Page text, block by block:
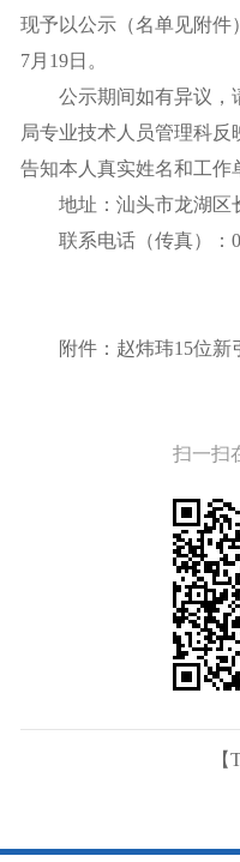
现予以公示（名单见附件
7月19日。
公示期间如有异议，
局专业技术人员管理科
告知本人真实姓名和工作
地址：汕头市龙湖区
联系电话（传真）：
附件： 赵炜玮15位新
扫一扫
【